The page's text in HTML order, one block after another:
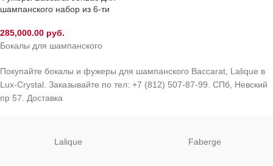
шампанского набор из 6-ти
285,000.00 руб.
Бокалы для шампанского
Покупайте бокалы и фужеры для шампанского Baccarat, Lalique в
Lux-Crystal. Заказывайте по тел: +7 (812) 507-87-99. СПб, Невский
пр 57. Доставка
Lalique Faberge